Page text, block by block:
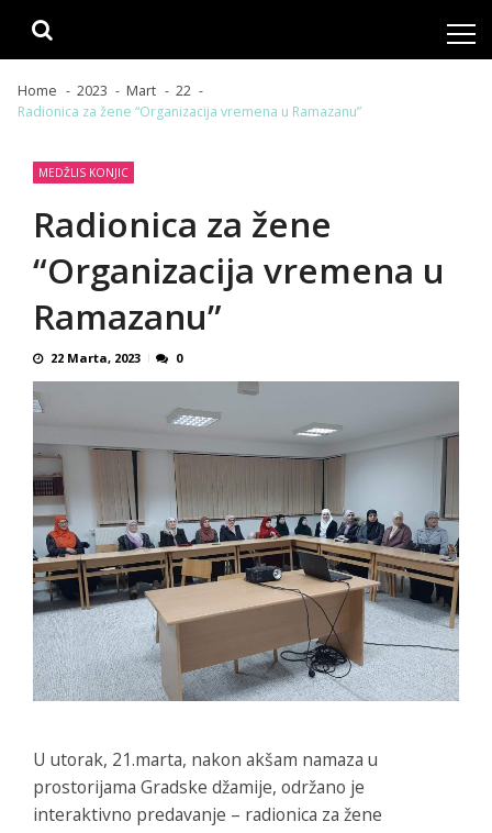
Home 2023 Mart
22
Radionica za žene “Organizacija vremena u Ramazanu”
MEDŽLIS KONJIC
Radionica za žene
“Organizacija vremena u
Ramazanu”
22 Marta, 2023 0
U utorak, 21.marta, nakon akšam namaza u
prostorijama Gradske džamije, održano je
interaktivno predavanje – radionica za žene